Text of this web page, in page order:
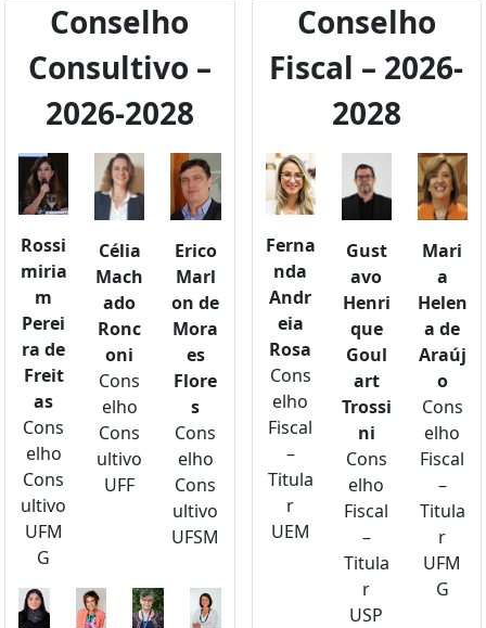
Conselho
Consultivo –
2026-2028
Rossi
miria
m
Perei
ra de
Freit
as
Cons
elho
Cons
ultivo
UFM
G
Célia
Mach
ado
Ronc
oni
Cons
elho
Cons
ultivo
UFF
Erico
Marl
on de
Mora
es
Flore
s
Cons
elho
Cons
ultivo
UFSM
Conselho
Fiscal – 2026-
2028
Ferna
nda
Andr
eia
Rosa
Cons
elho
Fiscal
–
Titula
r
UEM
Gust
avo
Henri
que
Goul
art
Trossi
ni
Cons
elho
Fiscal
–
Titula
r
USP
Mari
a
Helen
a de
Araúj
o
Cons
elho
Fiscal
–
Titula
r
UFM
G